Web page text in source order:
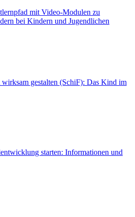
mit Video-Modulen zu
bei Kindern und Jugendlichen
gestalten (SchiF): Das Kind im
starten: Informationen und